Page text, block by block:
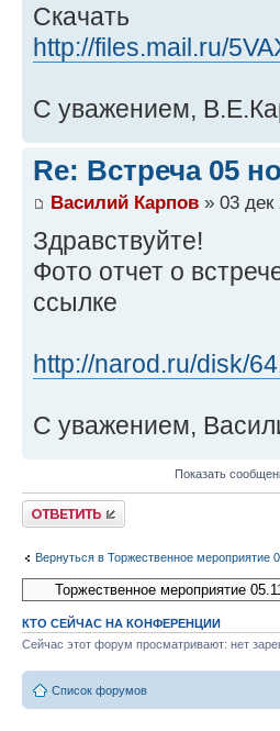
Скачать
http://files.mail.ru/
С уважением,
Re: Встреча 05
Василий Карпов » 03 дек
Здравствуйте!
Фото отчет о
ссылке
http://narod.ru/disk/
С уважением,
Показать
Ответить
Вернуться в Торжественное мероприятие
КТО СЕЙЧАС НА КОНФЕРЕНЦИИ
Сейчас этот форум просматривают: нет
Список форумов